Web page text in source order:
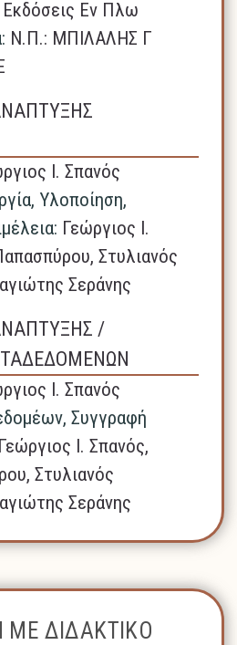
Εκδόσεις Εν Πλω
N.Π.: ΜΠΙΛΑΛΗΣ Γ
Ι. Σπανός
Υλοποίηση,
Γεώργιος Ι.
Στυλιανός
Σεράνης
/
Ι. Σπανός
Συγγραφή
Γεώργιος Ι. Σπανός,
Στυλιανός
Σεράνης
ΜΕ ΔΙΔΑΚΤΙΚΟ